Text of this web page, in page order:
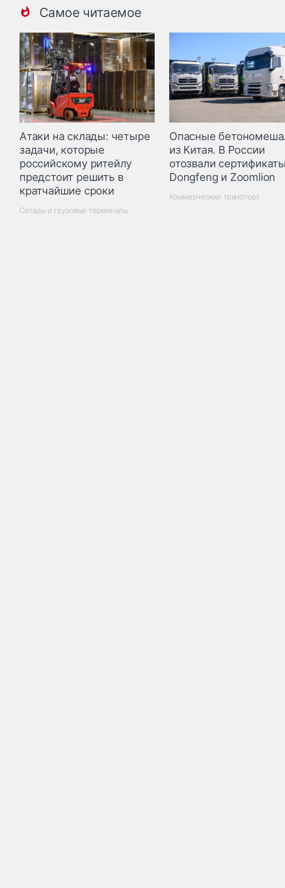
Самое читаемое
Атаки на склады: четыре
задачи, которые
российскому ритейлу
предстоит решить в
кратчайшие сроки
Склады и грузовые терминалы
Опасные
из Китая. В России
отозвали
Dongfeng и Zoomlion
Коммерческий транспорт